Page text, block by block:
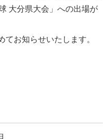
大分県大会」への出場が
お知らせいたします。